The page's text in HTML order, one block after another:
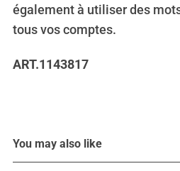
également à utiliser des
tous vos comptes.
ART.1143817
You may also like